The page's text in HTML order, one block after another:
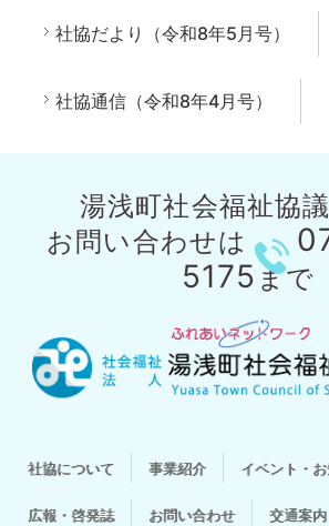
社協だより（令和8年5月号）
社協通信（令和8年4月号）
湯浅町社会福祉協
お問い合わせは
5175 まで
社協について 事業紹介 イベント・
広報・啓発誌 お問い合わせ 交通案内